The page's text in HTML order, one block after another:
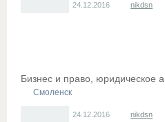
24.12.2016 nikdsn
Бизнес и право, юридическое
Смоленск
24.12.2016 nikdsn